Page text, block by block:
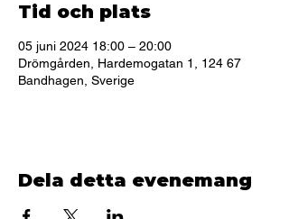
Tid och plats
05 juni 2024 18:00 – 20:00
Drömgården, Hardemogatan 1, 124 67
Bandhagen, Sverige
Dela detta evenemang